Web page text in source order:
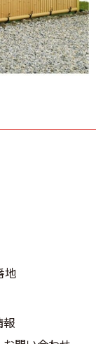
地
報